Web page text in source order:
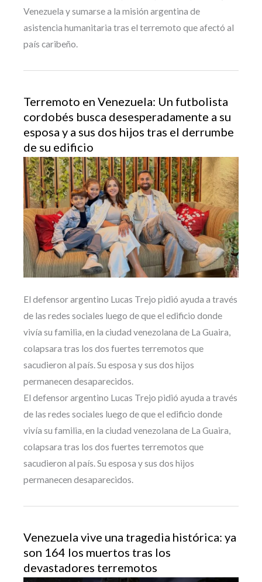
Venezuela y sumarse a la misión argentina de
asistencia humanitaria tras el terremoto que afectó al
país caribeño.
Terremoto en Venezuela: Un futbolista
cordobés busca desesperadamente a su
esposa y a sus dos hijos tras el derrumbe
de su edificio
El defensor argentino Lucas Trejo pidió ayuda a través
de las redes sociales luego de que el edificio donde
vivía su familia, en la ciudad venezolana de La Guaira,
colapsara tras los dos fuertes terremotos que
sacudieron al país. Su esposa y sus dos hijos
permanecen desaparecidos.
El defensor argentino Lucas Trejo pidió ayuda a través
de las redes sociales luego de que el edificio donde
vivía su familia, en la ciudad venezolana de La Guaira,
colapsara tras los dos fuertes terremotos que
sacudieron al país. Su esposa y sus dos hijos
permanecen desaparecidos.
Venezuela vive una tragedia histórica: ya
son 164 los muertos tras los
devastadores terremotos